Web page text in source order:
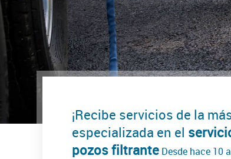
¡Recibe servicios de la
especializada en el
pozos filtrante Desde hace 10